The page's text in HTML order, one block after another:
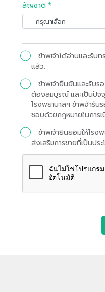
สัญชาติ *
ข้าพเจ้าได้อ่านและรับท
แล้ว.
ข้าพเจ้ายืนยันและรับร
ต้องสมบูรณ์ และเป็นปัจจุ
โรงพยาบาลฯ ข้าพจ้ารับ
ชอบด้วยกฎหมายในการ
ข้าพเจ้ายินยอมให้โรง
ส่งเสริมการขายที่เป็นปร